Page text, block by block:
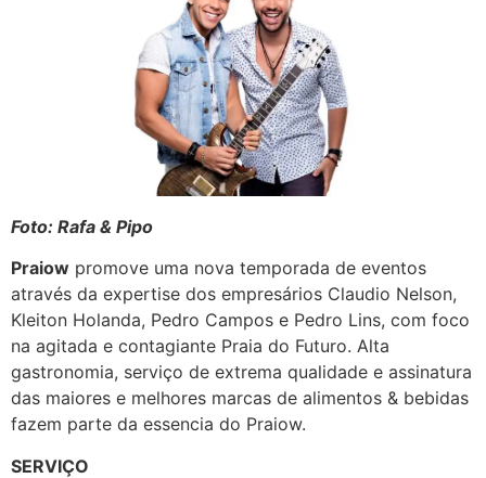
Foto: Rafa & Pipo
Praiow promove uma nova temporada de eventos
através da expertise dos empresários Claudio Nelson,
Kleiton Holanda, Pedro Campos e Pedro Lins, com foco
na agitada e contagiante Praia do Futuro. Alta
gastronomia, serviço de extrema qualidade e assinatura
das maiores e melhores marcas de alimentos & bebidas
fazem parte da essencia do Praiow.
SERVIÇO